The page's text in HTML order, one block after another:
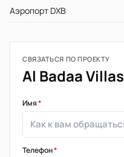
Аэропорт DXB
СВЯЗАТЬСЯ ПО ПРОЕКТУ
Al Badaa Villas
Имя*
Телефон*